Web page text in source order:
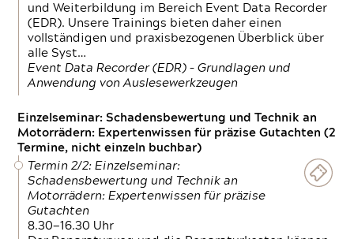
und Weiterbildung im Bereich Event Data Recorder
(EDR). Unsere Trainings bieten daher einen
vollständigen und praxisbezogenen Überblick über
alle Syst…
Event Data Recorder (EDR) – Grundlagen und
Anwendung von Auslesewerkzeugen
Einzelseminar: Schadensbewertung und Technik an
Motorrädern: Expertenwissen für präzise Gutachten (2
Termine, nicht einzeln buchbar)
Termin 2/2: Einzelseminar:
Schadensbewertung und Technik an
Motorrädern: Expertenwissen für präzise
Gutachten
8.30—16.30 Uhr